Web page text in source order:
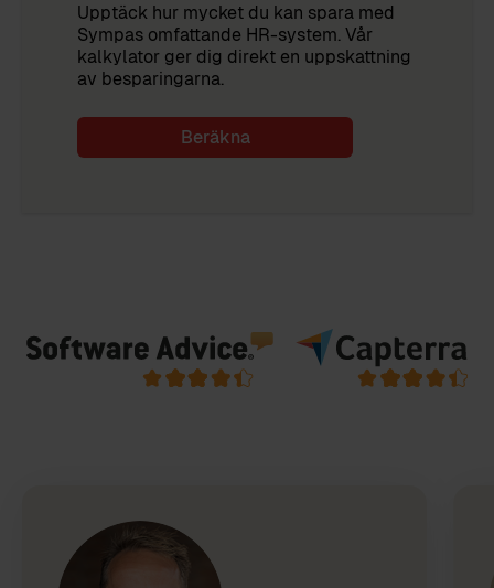
Upptäck hur mycket du kan spara med
Sympas omfattande HR-system. Vår
kalkylator ger dig direkt en uppskattning
av besparingarna.
Beräkna